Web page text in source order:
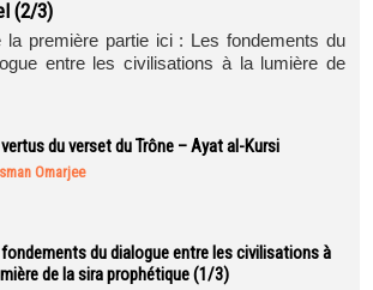
(2/3)
la première partie ici : Les fondements du
entre les civilisations à la lumière de
du verset du Trône – Ayat al-Kursi
Omarjee
du dialogue entre les civilisations à
de la sira prophétique (1/3)